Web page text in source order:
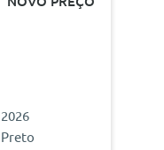
2026
Preto